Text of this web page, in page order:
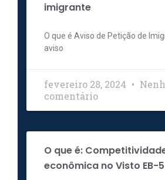
imigrante
O que é Aviso de Petição de
aviso
fevereiro 28, 2024
comentário
O que é:
econômica no Visto EB-5